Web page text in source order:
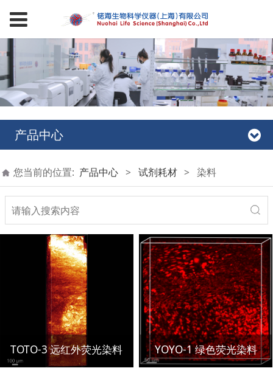
产品中心
您当前的位置: 产品中心 > 试剂耗材 > 染料
TOTO-3 远红外荧光染料 YOYO-1 绿色荧光染料